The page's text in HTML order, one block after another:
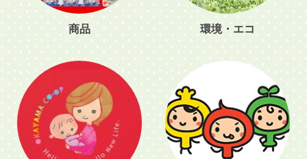
商品 環境・エコ